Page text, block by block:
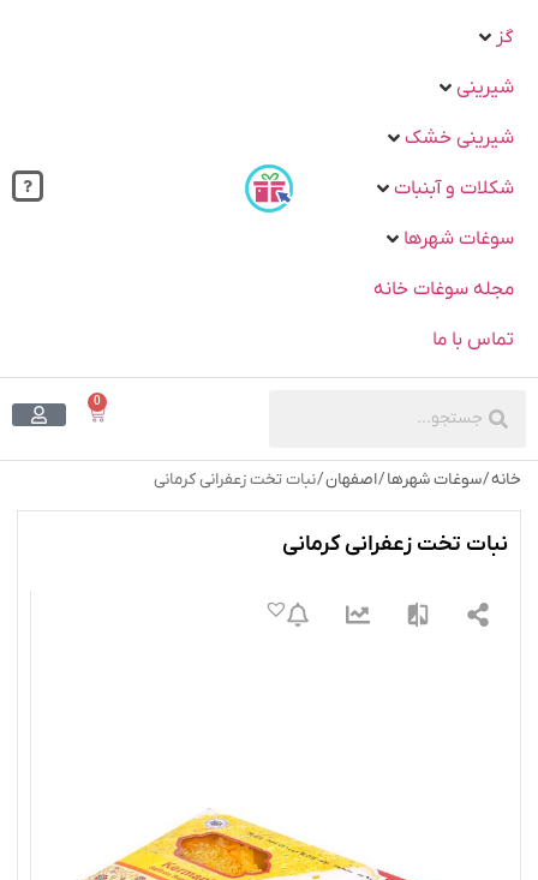
گز
شیرینی
شیرینی خشک
شکلات و آبنبات
سوغات شهرها
مجله سوغات خانه
تماس با ما
0
خانه/سوغات شهرها/اصفهان/ نبات تخت زعفرانی کرمانی
نبات تخت زعفرانی کرمانی